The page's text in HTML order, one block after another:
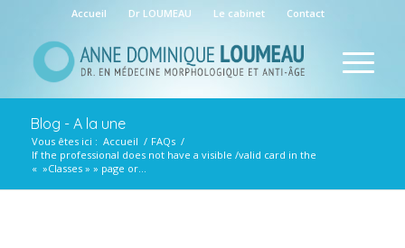
Accueil Dr LOUMEAU Le cabinet Contact
Blog - A la une
Vous êtes ici : Accueil / FAQs /
If the professional does not have a visible /valid card in the
« »Classes » » page or...